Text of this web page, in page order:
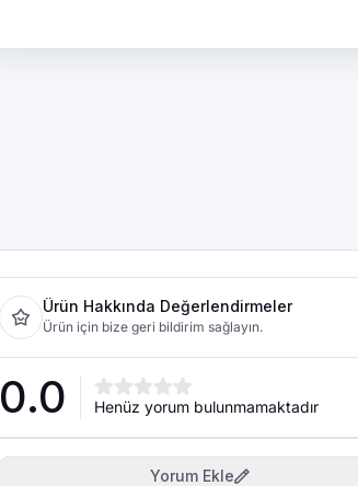
Ürün Hakkında Değerlendirmeler
Ürün için bize geri bildirim sağlayın.
0.0 Henüz yorum bulunmamaktadır
Yorum Ekle